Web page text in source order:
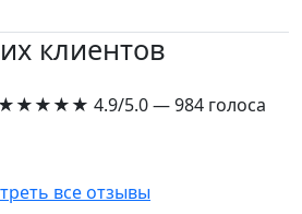
клиентов
★★★★★ 4.9/5.0 — 984 голоса
все отзывы